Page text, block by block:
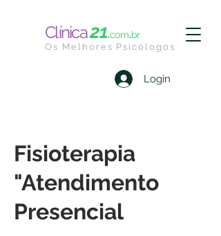
Clínica21.com.br
Os Melhores Psicólogos
Login
Fisioterapia
"Atendimento
Presencial